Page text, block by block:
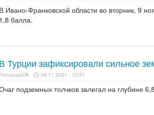
В Ивано-Франковской области во вторник, 9
1,8 балла.
В Турции зафиксировали сильное
РепортерUA 09.11.2021 - 13:21
подземных толчков залегал на глубине